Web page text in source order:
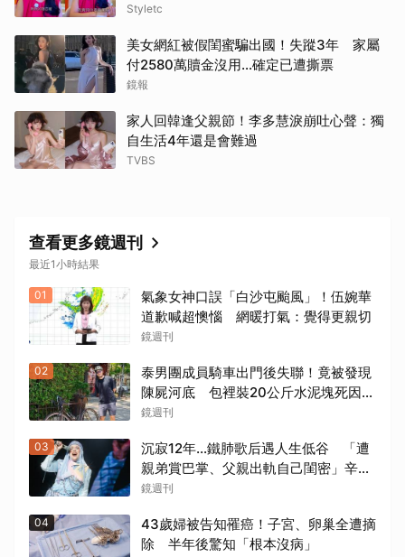
Styletc
美女網紅被假閨蜜騙出國！失蹤3年 家屬
付2580萬贖金沒用…確定已遭撕票
鏡報
家人回韓逢父親節！李多慧淚崩吐心聲：獨
自生活4年還是會難過
TVBS
查看更多鏡週刊
最近1小時結果
01
氣象女神口誤「白沙屯颱風」！伍婉華
道歉喊超懊惱 網暖打氣：覺得更親切
鏡週刊
02
泰男團成員騎車出門後失聯！竟被發現
陳屍河底 包裡裝20公斤水泥塊死因成
謎
鏡週刊
03
沉寂12年…鐵肺歌后遇人生低谷 「遭
親弟賞巴掌、父親出軌自己閨密」辛酸
人生曝光
鏡週刊
04
43歲婦被告知罹癌！子宮、卵巢全遭摘
除 半年後驚知「根本沒病」